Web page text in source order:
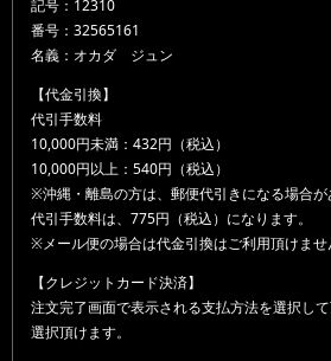
記号：12310
番号：32565161
名義：オカダ ジュン
【代金引換】
代引手数料
10,000円未満：432円（税込）
10,000円以上：540円（税込）
※沖縄・離島の方は、郵便代引きになる場合が
代引手数料は、775円（税込）になります。
※メール便の場合は代金引換はご利用頂けませ
【クレジットカード決済】
注文完了画面で表示される支払方法を選択し
選択頂けます。